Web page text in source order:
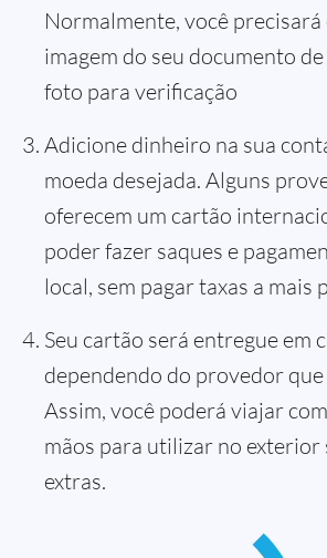
Normalmente, você
imagem do seu documento
foto para verificação
Adicione dinheiro na sua
moeda desejada. Alguns
oferecem um cartão
poder fazer saques e
local, sem pagar taxas a mais
Seu cartão será entregue em
dependendo do provedor
Assim, você poderá viajar
mãos para utilizar no exterior
extras.